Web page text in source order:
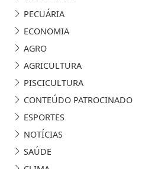
PECUÁRIA
ECONOMIA
AGRO
AGRICULTURA
PISCICULTURA
CONTEÚDO PATROCINADO
ESPORTES
NOTÍCIAS
SAÚDE